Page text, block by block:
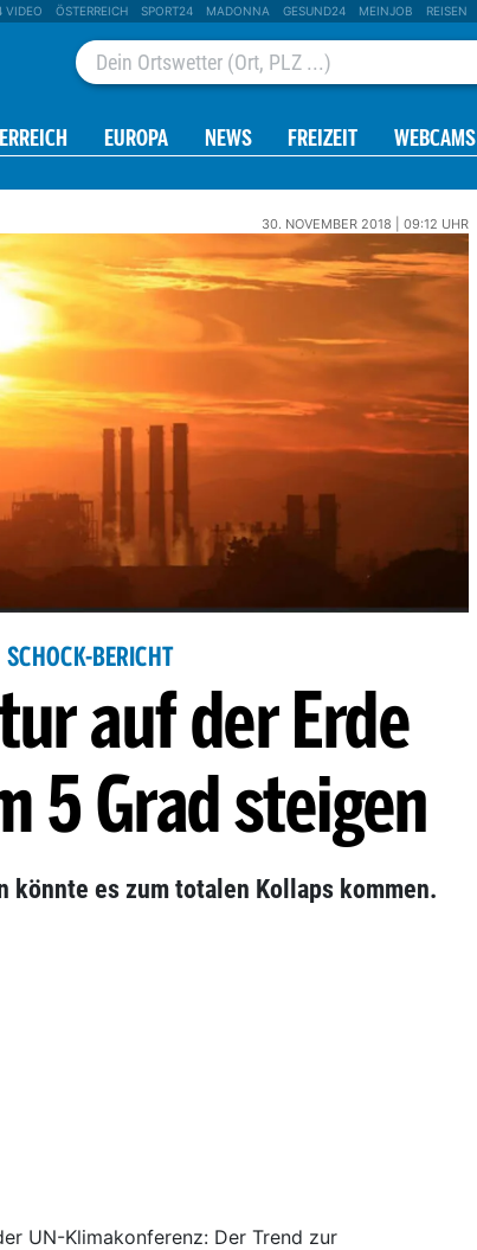
VIDEO ÖSTERREICH SPORT24 MADONNA GESUND24 MEINJOB REISEN
EUROPA NEWS FREIZEIT WEBCAMS
30. NOVEMBER 2018 | 09:12 UHR
SCHOCK-BERICHT
auf der Erde
5 Grad steigen
könnte es zum totalen Kollaps kommen.
UN-Klimakonferenz: Der Trend zur